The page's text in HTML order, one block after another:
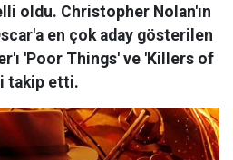
oldu. Christopher Nolan'ın
en çok aday gösterilen
'Poor Things' ve 'Killers of
takip etti.